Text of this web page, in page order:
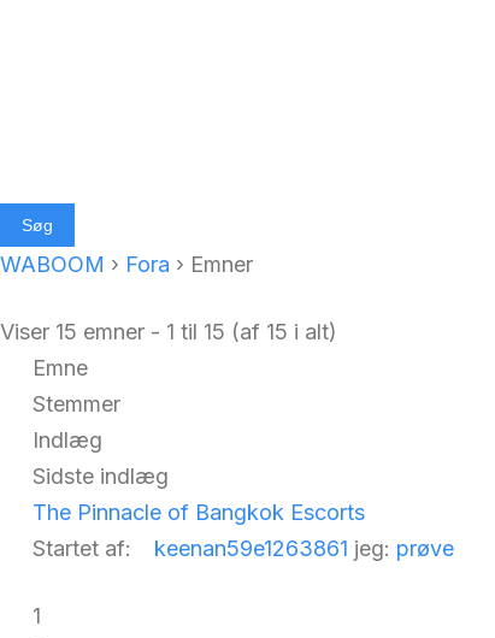
WABOOM › Fora › Emner
Viser 15 emner - 1 til 15 (af 15 i alt)
Emne
Stemmer
Indlæg
Sidste indlæg
The Pinnacle of Bangkok Escorts
Startet af:
keenan59e1263861 jeg: prøve
1